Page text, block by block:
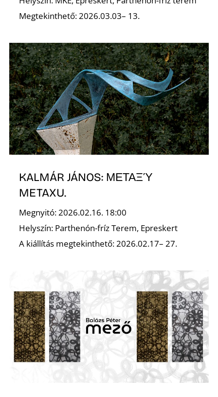
Megtekinthető: 2026.03.03– 13.
KALMÁR JÁNOS: ΜΕΤΑΞΎ
METAXU.
Megnyitó: 2026.02.16. 18:00
Helyszín: Parthenón-fríz Terem, Epreskert
A kiállítás megtekinthető: 2026.02.17– 27.